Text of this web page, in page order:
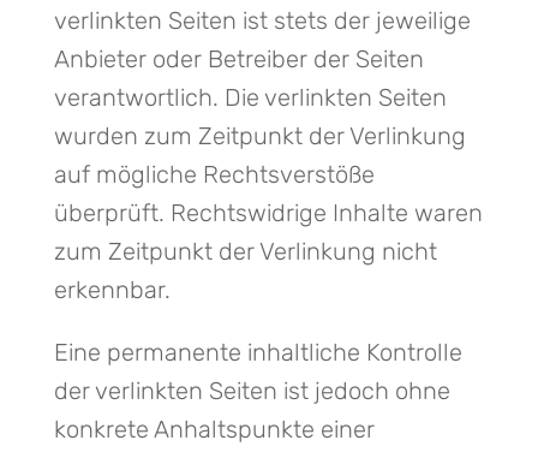
verlinkten Seiten ist stets der jeweilige
Anbieter oder Betreiber der Seiten
verantwortlich. Die verlinkten Seiten
wurden zum Zeitpunkt der Verlinkung
auf mögliche Rechtsverstöße
überprüft. Rechtswidrige Inhalte waren
zum Zeitpunkt der Verlinkung nicht
erkennbar.
Eine permanente inhaltliche Kontrolle
der verlinkten Seiten ist jedoch ohne
konkrete Anhaltspunkte einer